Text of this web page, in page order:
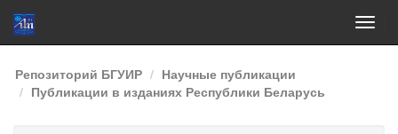
Skip
navigation
Репозиторий БГУИР
Научные публикации
Публикации в изданиях Республики Беларусь